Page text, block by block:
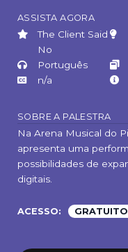
ASSISTA AGORA
The Client Said
No
Português
n/a
SOBRE A PALESTRA
Na Arena Musical do
apresenta uma
possibilidades de
digitais.
ACESSO: GRATUITO